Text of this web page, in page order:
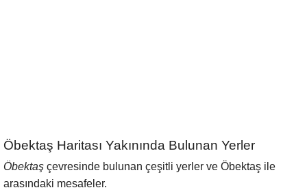
Öbektaş Haritası Yakınında Bulunan Yerler
Öbektaş çevresinde bulunan çeşitli yerler ve Öbektaş ile
arasındaki mesafeler.